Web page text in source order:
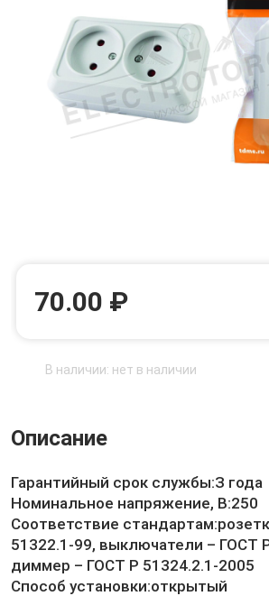
70.00 ₽
В наличии: нет в наличии
Описание
Гарантийный срок службы:З года
Номинальное напряжение, В:250
Соответствие
51322.1-99, выключатели – ГОСТ
диммер – ГОСТ Р 51324.2.1-2005
Способ установки:открытый